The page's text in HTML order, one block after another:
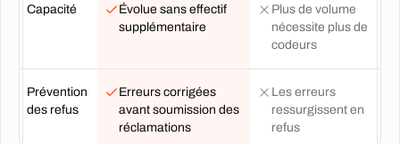
Capacité
Évolue sans effectif
supplémentaire
Plus de volume
nécessite plus de
codeurs
Prévention
des refus
Erreurs corrigées
avant soumission des
réclamations
Les erreurs
ressurgissent en
refus